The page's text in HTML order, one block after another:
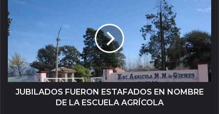
JUBILADOS FUERON ESTAFADOS EN NOMBRE
DE LA ESCUELA AGRÍCOLA